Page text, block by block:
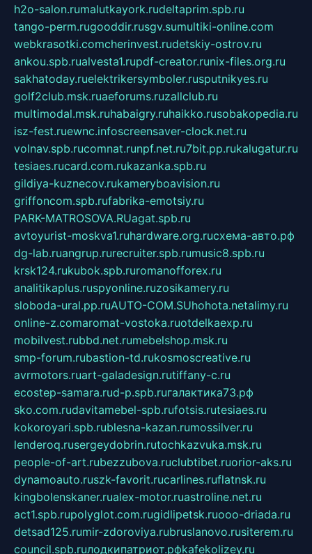
h2o-salon.rumalutkayork.rudeltaprim.spb.ru
tango-perm.rugooddir.rusgv.sumultiki-online.com
webkrasotki.comcherinvest.rudetskiy-ostrov.ru
ankou.spb.rualvesta1.rupdf-creator.runix-files.org.ru
sakhatoday.ruelektrikersymboler.rusputnikyes.ru
golf2club.msk.ruaeforums.ruzallclub.ru
multimodal.msk.ruhabaigry.ruhaikko.rusobakopedia.ru
isz-fest.ruewnc.infoscreensaver-clock.net.ru
volnav.spb.rucomnat.runpf.net.ru7bit.pp.rukalugatur.ru
tesiaes.rucard.com.rukazanka.spb.ru
gildiya-kuznecov.rukameryboavision.ru
griffoncom.spb.rufabrika-emotsiy.ru
PARK-MATROSOVA.RUagat.spb.ru
avtoyurist-moskva1.ruhardware.org.ruсхема-авто.рф
dg-lab.ruangrup.rurecruiter.spb.rumusic8.spb.ru
krsk124.rukubok.spb.ruromanofforex.ru
analitikaplus.ruspyonline.ruzosikamery.ru
sloboda-ural.pp.ruAUTO-COM.SUhohota.netalimy.ru
online-z.comaromat-vostoka.ruotdelkaexp.ru
mobilvest.rubbd.net.rumebelshop.msk.ru
smp-forum.rubastion-td.rukosmoscreative.ru
avrmotors.ruart-galadesign.rutiffany-c.ru
ecostep-samara.rud-p.spb.ruгалактика73.рф
sko.com.rudavitamebel-spb.rufotsis.rutesiaes.ru
kokoroyari.spb.rublesna-kazan.rumossilver.ru
lenderoq.rusergeydobrin.rutochkazvuka.msk.ru
people-of-art.rubezzubova.ruclubtibet.ruorior-aks.ru
dynamoauto.ruszk-favorit.rucarlines.ruflatnsk.ru
kingbolenskaner.rualex-motor.ruastroline.net.ru
act1.spb.rupolyglot.com.rugidlipetsk.ruooo-driada.ru
detsad125.rumir-zdoroviya.rubruslanovo.rusiterem.ru
council.spb.ruлодкипатриот.рфkafekolizey.ru